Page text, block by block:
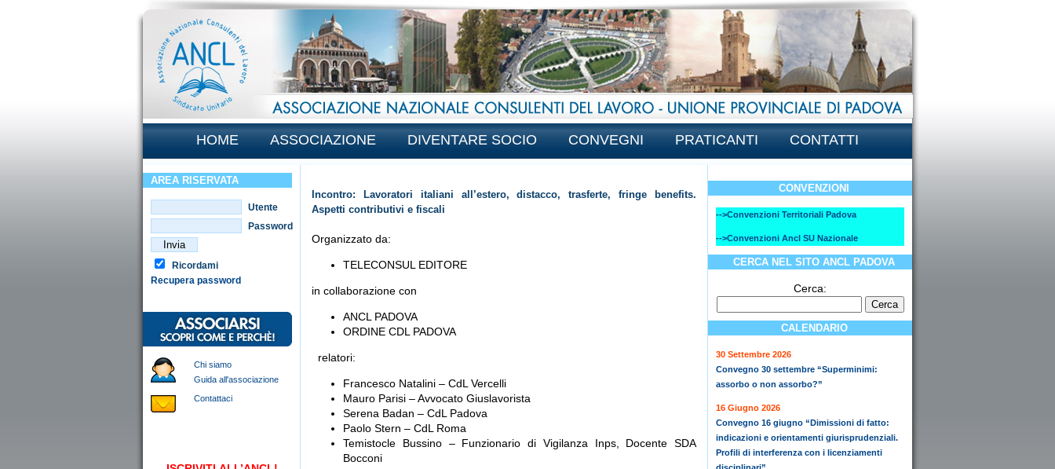
HOME ASSOCIAZIONE DIVENTARE SOCIO CONVEGNI PRATICANTI CONTATTI
AREA RISERVATA
Utente
Password
Ricordami
Recupera password
Chi siamo
Guida all'associazione
Contattaci
Incontro: Lavoratori italiani all’estero, distacco, trasferte, fringe benefits.
Aspetti contributivi e fiscali
Organizzato da:
TELECONSUL EDITORE
in collaborazione con
ANCL PADOVA
ORDINE CDL PADOVA
relatori:
Francesco Natalini – CdL Vercelli
Mauro Parisi – Avvocato Giuslavorista
Serena Badan – CdL Padova
Paolo Stern – CdL Roma
Temistocle Bussino – Funzionario di Vigilanza Inps, Docente SDA
Bocconi
CONVENZIONI
-->Convenzioni Territoriali Padova
-->Convenzioni Ancl SU Nazionale
CERCA NEL SITO ANCL PADOVA
Cerca:
CALENDARIO
30 Settembre 2026
Convegno 30 settembre “Superminimi:
assorbo o non assorbo?”
16 Giugno 2026
Convegno 16 giugno “Dimissioni di fatto:
indicazioni e orientamenti giurisprudenziali.
Profili di interferenza con i licenziamenti